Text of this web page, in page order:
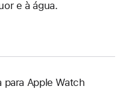
e à água.
para Apple Watch